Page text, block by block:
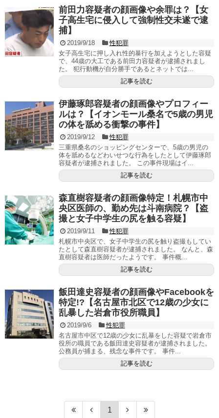
前田力容疑者の顔画像や余罪は？【女
子高生宅に侵入して強制性交未遂で逮
捕】
2019/9/18
性犯罪
女子高生宅に押し入れ性的暴行を加えようとした容疑
で、44歳の大工である前田力容疑者が逮捕されまし
た。 犯行動機が自分勝手であるとネットでは...
記事を読む
伊藤琢郎容疑者の顔画像やプロフィー
ルは？【イオンモール桑名で5歳の男児
の体を舐める衝撃の事件】
2019/9/12
性犯罪
三重県桑名のショッピングセンターで、5歳の男児の
体を舐めるなどわいせつな行為をしたとして伊藤琢郎
容疑者が逮捕されました。 この事件現場はイ...
記事を読む
森直樹容疑者の顔画像特定！札幌市中
央区医師の、勤め先は斗南病院？【盗
撮と女子中学生の尻を触る容疑】
2019/9/11
性犯罪
札幌市中央区で、女子中学生の尻を触り盗撮もしてい
たとして森直樹容疑者が逮捕されました。 なんと、森
直樹容疑者は医師だったようです。 事件概...
記事を読む
飯田達史容疑者の顔画像やFacebookを
特定!?【名古屋市北区で12歳の少女に
乱暴した岩倉市役所職員】
2019/9/6
性犯罪
名古屋市中区で12歳の少女に乱暴をした容疑で岩倉市
役所の職員である飯田達史容疑者が逮捕されました。
公務員が捕まる、残念な事件です。 事件...
記事を読む
1